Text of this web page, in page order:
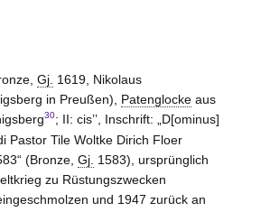
Gj. 1619, Nikolaus
in Preußen), Patenglockeaus
30; II: cis’’, Inschrift: „D[ominus]
Pastor Tile Woltke Dirich Floer
(Bronze, Gj. 1583), ursprünglich
zu Rüstungszwecken
und 1947 zurück an